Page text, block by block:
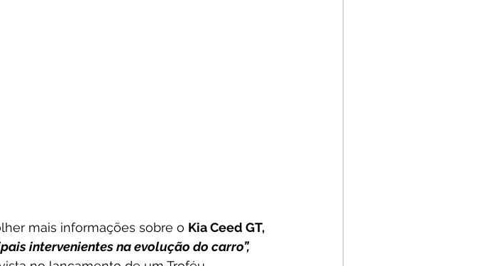
mais informações sobre o Kia Ceed GT,
intervenientes na evolução do carro”,